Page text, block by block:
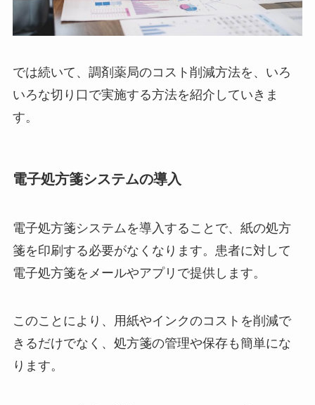
では続いて、調剤薬局のコスト削減方法を、いろ
いろな切り口で実施する方法を紹介していきま
す。
電子処方箋システムの導入
電子処方箋システムを導入することで、紙の処方
箋を印刷する必要がなくなります。患者に対して
電子処方箋をメールやアプリで提供します。
このことにより、用紙やインクのコストを削減で
きるだけでなく、処方箋の管理や保存も簡単にな
ります。